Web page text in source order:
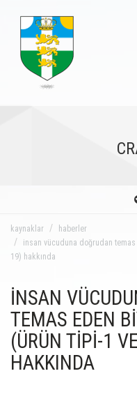
kaynaklar
haberler
insan vücuduna doğrudan
19) hakkında
İNSAN
TEMAS EDEN
(ÜRÜN TİPİ-1
HAKKINDA